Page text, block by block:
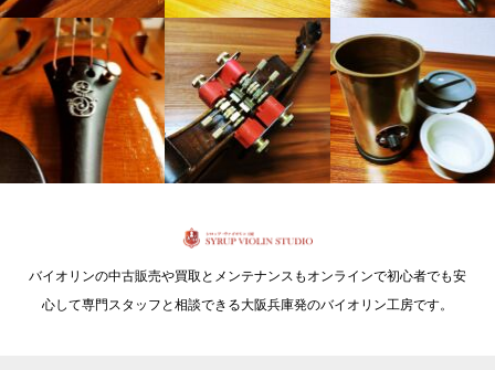
バイオリンの中古販売や買取とメンテナンスもオンラインで初心者でも安
心して専門スタッフと相談できる大阪兵庫発のバイオリン工房です。